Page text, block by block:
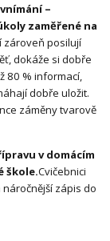
–
zaměřené na
zároveň posilují
dokáže si dobře
80 % informací,
dobře uložit.
záměny tvarově
v domácím
škole.Cvičebnici
zápis do